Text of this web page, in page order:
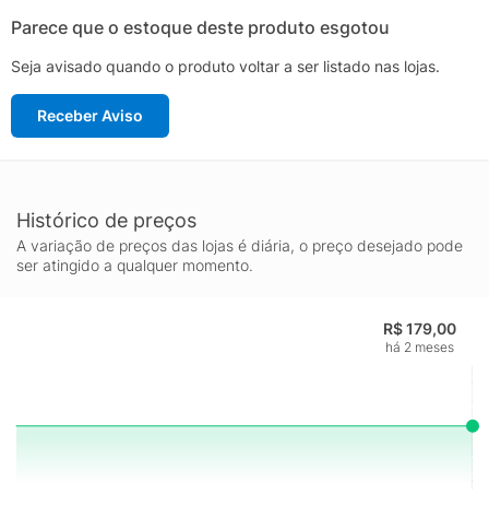
Parece que o estoque deste produto esgotou
Seja avisado quando o produto voltar a ser listado nas lojas.
Receber Aviso
Histórico de preços
A variação de preços das lojas é diária, o preço desejado pode
ser atingido a qualquer momento.
R$ 179,00
há 2 meses